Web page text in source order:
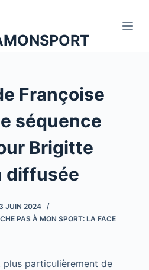
Françoise
séquence
Brigitte
diffusée
JUIN 2024
PAS À MON SPORT: LA FACE
plus particulièrement de